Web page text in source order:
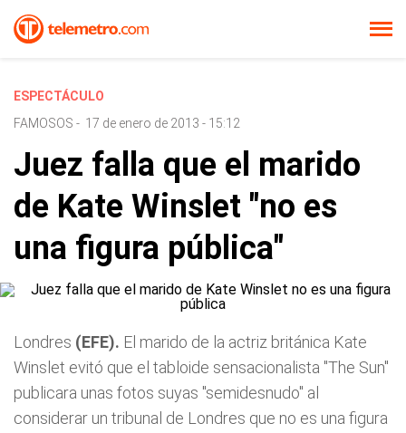
ESPECTÁCULO
FAMOSOS - 17 de enero de 2013 - 15:12
Juez falla que el marido
de Kate Winslet "no es
una figura pública"
Londres (EFE). El marido de la actriz británica Kate
Winslet evitó que el tabloide sensacionalista "The Sun"
publicara unas fotos suyas "semidesnudo" al
considerar un tribunal de Londres que no es una figura